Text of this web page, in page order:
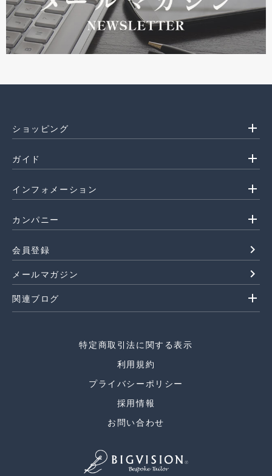
ショッピング add
ガイド add
インフォメーション add
カンパニー add
会員登録 navigate_next
メールマガジン navigate_next
関連ブログ add
特定商取引法に関する表示
利用規約
プライバシーポリシー
採用情報
お問い合わせ